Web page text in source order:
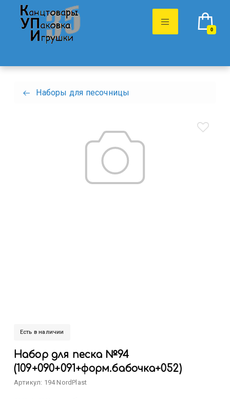
0
Наборы для песочницы
Есть в наличии
Набор для песка №94
(109+090+091+форм.бабочка+052)
Артикул: 194 NordPlast